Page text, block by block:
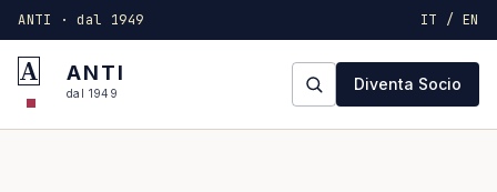
ANTI · dal 1949 IT / EN
A ANTI
dal 1949 Diventa Socio